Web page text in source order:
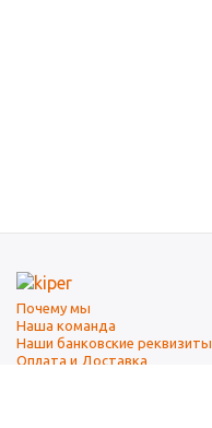
Почему мы
Наша команда
Наши банковские реквизиты
Оплата и Доставка